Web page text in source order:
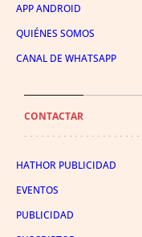
APP ANDROID
QUIÉNES SOMOS
CANAL DE WHATSAPP
CONTACTAR
HATHOR PUBLICIDAD
EVENTOS
PUBLICIDAD